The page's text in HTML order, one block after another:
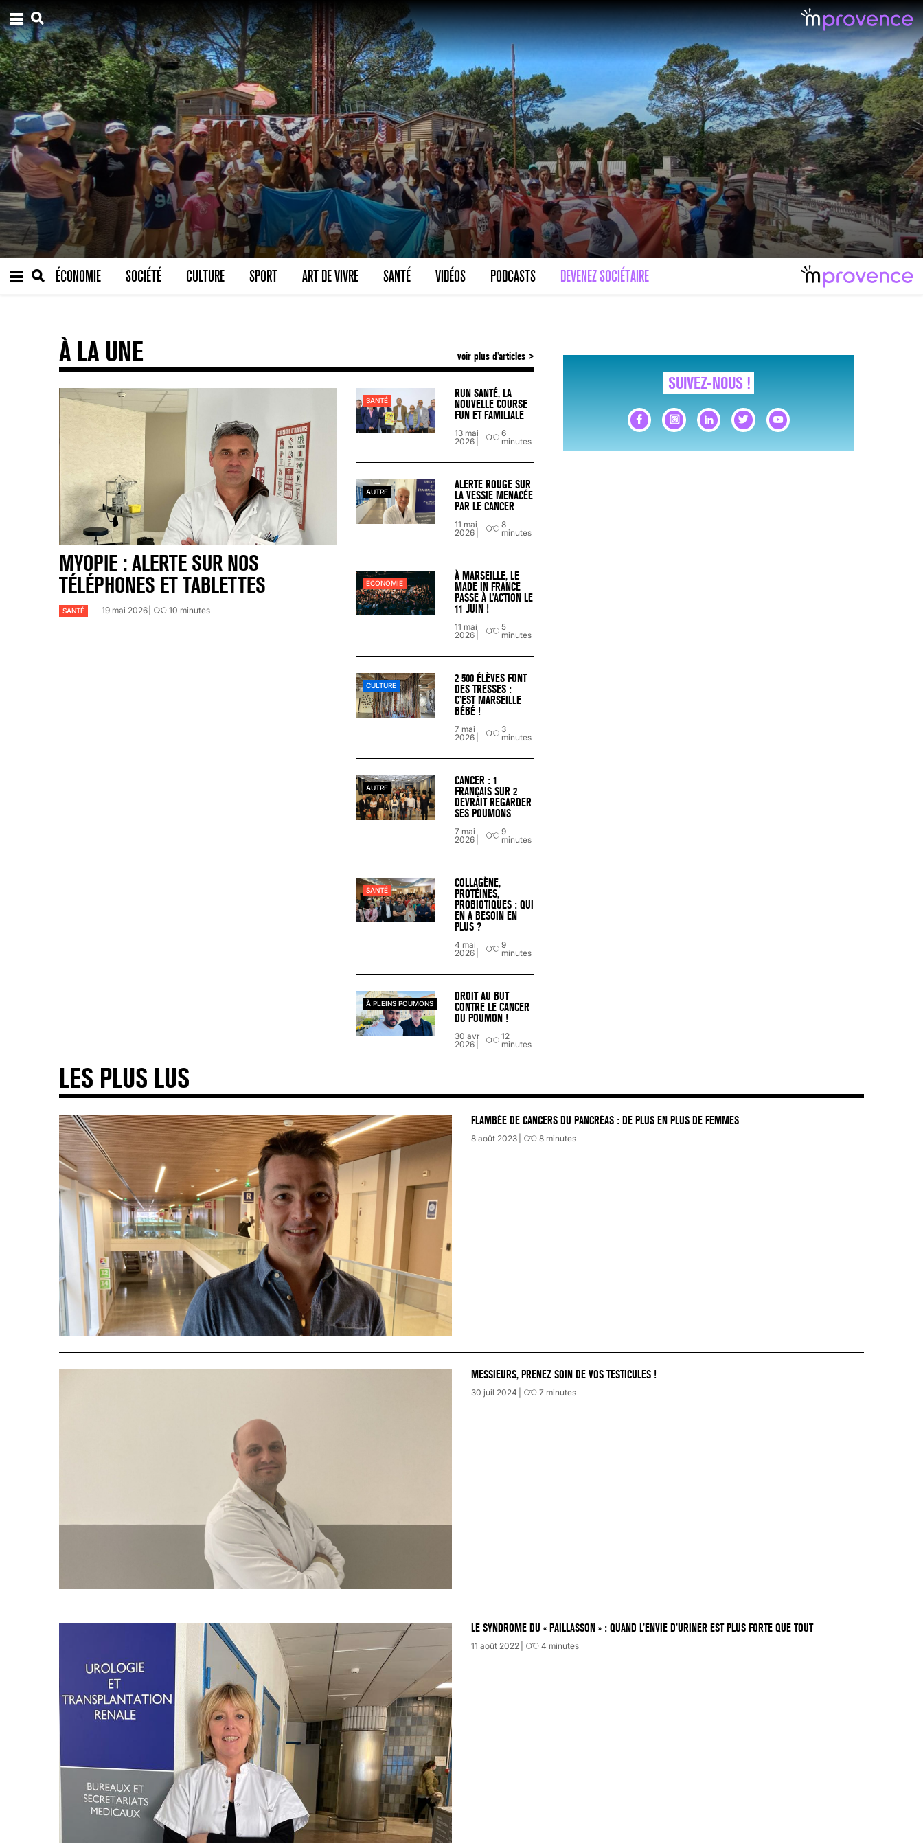
ÉCONOMIE SOCIÉTÉ CULTURE SPORT ART DE VIVRE SANTÉ VIDÉOS PODCASTS DEVENEZ SOCIÉTAIRE
À LA UNE
MYOPIE : ALERTE SUR NOS
TÉLÉPHONES ET TABLETTES
SANTÉ 19 mai 2026 10 minutes
RUN SANTÉ, LA
NOUVELLE COURSE
FUN ET FAMILIALE
SANTÉ
13 mai
2026
6
minutes
ALERTE ROUGE SUR
LA VESSIE MENACÉE
PAR LE CANCER
AUTRE
11 mai
2026
8
minutes
À MARSEILLE, LE
MADE IN FRANCE
PASSE À L’ACTION LE
11 JUIN !
ECONOMIE
11 mai
2026
5
minutes
2 500 ÉLÈVES FONT
DES TRESSES :
C’EST MARSEILLE
BÉBÉ !
CULTURE
7 mai
2026
3
minutes
CANCER : 1
FRANÇAIS SUR 2
DEVRAIT REGARDER
SES POUMONS
AUTRE
7 mai
2026
9
minutes
COLLAGÈNE,
PROTÉINES,
PROBIOTIQUES : QUI
EN A BESOIN EN
PLUS ?
SANTÉ
4 mai
2026
9
minutes
DROIT AU BUT
CONTRE LE CANCER
DU POUMON !
À PLEINS POUMONS
30 avr
2026
12
minutes
voir plus d'articles
SUIVEZ-NOUS !
LES PLUS LUS
VARICES PELVIENNES : UN REDOUTABLE MAL FÉMININ ENFIN SOIGNÉ !
SCANNER, IRM, RADIO, ÉCHO : DES IMAGES POUR TOUTES LES MALADIES
18 juil 2022
26 nov 2024
FLAMBÉE DE CANCERS DU PANCRÉAS : DE PLUS EN PLUS DE FEMMES
8 août 2023 8 minutes
MESSIEURS, PRENEZ SOIN DE VOS TESTICULES !
30 juil 2024 7 minutes
LE SYNDROME DU « PAILLASSON » : QUAND L’ENVIE D’URINER EST PLUS FORTE QUE TOUT
11 août 2022 4 minutes